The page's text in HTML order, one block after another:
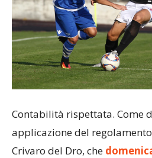
Contabilità rispettata. Come
applicazione del
Crivaro del Dro, che